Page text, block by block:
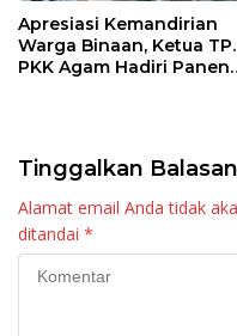
Apresiasi Kemandirian
Warga Binaan, Ketua TP.
PKK Agam Hadiri Panen
Tinggalkan Balasan
Alamat email Anda tidak
ditandai *